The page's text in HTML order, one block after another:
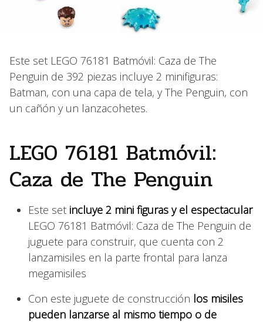
Este set LEGO 76181 Batmóvil: Caza de The
Penguin de 392 piezas incluye 2 minifiguras:
Batman, con una capa de tela, y The Penguin, con
un cañón y un lanzacohetes.
LEGO 76181 Batmóvil:
Caza de The Penguin
Este set incluye 2 mini figuras y el espectacular
LEGO 76181 Batmóvil: Caza de The Penguin de
juguete para construir, que cuenta con 2
lanzamisiles en la parte frontal para lanza
megamisiles
Con este juguete de construcción los misiles
pueden lanzarse al mismo tiempo o de